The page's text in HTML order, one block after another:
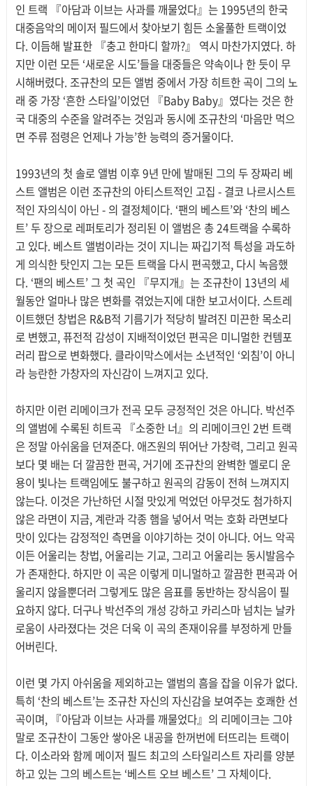
인 트랙 『아담과 이브는 사과를 깨물었다』는 1995년의 한국
대중음악의 메이저 필드에서 찾아보기 힘든 소울풀한 트랙이었
다. 이듬해 발표한 『충고 한마디 할까?』 역시 마찬가지였다. 하
지만 이런 모든 ‘새로운 시도’들을 대중들은 약속이나 한 듯이 무
시해버렸다. 조규찬의 모든 앨범 중에서 가장 히트한 곡이 그의 노
래 중 가장 ‘흔한 스타일’이었던 『Baby Baby』였다는 것은 한
국 대중의 수준을 알려주는 것임과 동시에 조규찬의 ‘마음만 먹으
면 주류 점령은 언제나 가능’한 능력의 증거물이다.
1993년의 첫 솔로 앨범 이후 9년 만에 발매된 그의 두 장짜리 베
스트 앨범은 이런 조규찬의 아티스트적인 고집 - 결코 나르시스트
적인 자의식이 아닌 - 의 결정체이다. ‘팬의 베스트’와 ‘찬의 베스
트’ 두 장으로 레퍼토리가 정리된 이 앨범은 총 24트랙을 수록하
고 있다. 베스트 앨범이라는 것이 지니는 짜깁기적 특성을 과도하
게 의식한 탓인지 그는 모든 트랙을 다시 편곡했고, 다시 녹음했
다. ‘팬의 베스트’ 그 첫 곡인 『무지개』는 조규찬이 13년의 세
월동안 얼마나 많은 변화를 겪었는지에 대한 보고서이다. 스트레
이트했던 창법은 R&B적 기름기가 적당히 발려진 미끈한 목소리
로 변했고, 퓨전적 감성이 지배적이었던 편곡은 미니멀한 컨템포
러리 팝으로 변화했다. 클라이막스에서는 소년적인 ‘외침’이 아니
라 능란한 가창자의 자신감이 느껴지고 있다.
하지만 이런 리메이크가 전곡 모두 긍정적인 것은 아니다. 박선주
의 앨범에 수록된 히트곡 『소중한 너』의 리메이크인 2번 트랙
은 정말 아쉬움을 던져준다. 애즈원의 뛰어난 가창력, 그리고 원곡
보다 몇 배는 더 깔끔한 편곡, 거기에 조규찬의 완벽한 멜로디 운
용이 빛나는 트랙임에도 불구하고 원곡의 감동이 전혀 느껴지지
않는다. 이것은 가난하던 시절 맛있게 먹었던 아무것도 첨가하지
않은 라면이 지금, 계란과 각종 햄을 넣어서 먹는 호화 라면보다
맛이 있다는 감정적인 측면을 이야기하는 것이 아니다. 어느 악곡
이든 어울리는 창법, 어울리는 기교, 그리고 어울리는 동시발음수
가 존재한다. 하지만 이 곡은 이렇게 미니멀하고 깔끔한 편곡과 어
울리지 않을뿐더러 그렇게도 많은 음표를 동반하는 장식음이 필
요하지 않다. 더구나 박선주의 개성 강하고 카리스마 넘치는 날카
로움이 사라졌다는 것은 더욱 이 곡의 존재이유를 부정하게 만들
어버린다.
이런 몇 가지 아쉬움을 제외하고는 앨범의 흠을 잡을 이유가 없다.
특히 ‘찬의 베스트’는 조규찬 자신의 자신감을 보여주는 호쾌한 선
곡이며, 『아담과 이브는 사과를 깨물었다』의 리메이크는 그야
말로 조규찬이 그동안 쌓아온 내공을 한꺼번에 터뜨리는 트랙이
다. 이소라와 함께 메이저 필드 최고의 스타일리스트 자리를 양분
하고 있는 그의 베스트는 ‘베스트 오브 베스트’ 그 자체이다.